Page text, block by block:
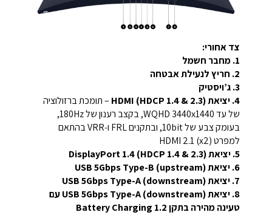
צד אחורי:
1. מחבר חשמל
2. חריץ לנעילת אבטחה
3. ג’ויסטיק
4. יציאת HDMI (HDCP 1.4 & 2.3)
– תומכת ברזולוציה
של עד WQHD ‎3440x1440‎, בקצב רענון של ‎180Hz‎,
בעומק צבע של ‎10bit‎, ובתקנים FRL ו‑VRR בהתאם
למפרט HDMI 2.1 (x2)
5. יציאת DisplayPort 1.4 (HDCP 1.4 & 2.3)
6. יציאת USB 5Gbps Type-B (upstream)
7. יציאת USB 5Gbps Type-A (downstream)
8. יציאת USB 5Gbps Type-A (downstream) עם
טעינה מהירה בתקן Battery Charging 1.2